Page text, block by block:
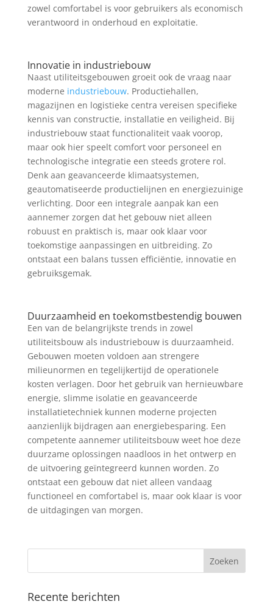
zowel comfortabel is voor gebruikers als economisch
verantwoord in onderhoud en exploitatie.
Innovatie in industriebouw
Naast utiliteitsgebouwen groeit ook de vraag naar
moderne industriebouw. Productiehallen,
magazijnen en logistieke centra vereisen specifieke
kennis van constructie, installatie en veiligheid. Bij
industriebouw staat functionaliteit vaak voorop,
maar ook hier speelt comfort voor personeel en
technologische integratie een steeds grotere rol.
Denk aan geavanceerde klimaatsystemen,
geautomatiseerde productielijnen en energiezuinige
verlichting. Door een integrale aanpak kan een
aannemer zorgen dat het gebouw niet alleen
robuust en praktisch is, maar ook klaar voor
toekomstige aanpassingen en uitbreiding. Zo
ontstaat een balans tussen efficiëntie, innovatie en
gebruiksgemak.
Duurzaamheid en toekomstbestendig bouwen
Een van de belangrijkste trends in zowel
utiliteitsbouw als industriebouw is duurzaamheid.
Gebouwen moeten voldoen aan strengere
milieunormen en tegelijkertijd de operationele
kosten verlagen. Door het gebruik van hernieuwbare
energie, slimme isolatie en geavanceerde
installatietechniek kunnen moderne projecten
aanzienlijk bijdragen aan energiebesparing. Een
competente aannemer utiliteitsbouw weet hoe deze
duurzame oplossingen naadloos in het ontwerp en
de uitvoering geïntegreerd kunnen worden. Zo
ontstaat een gebouw dat niet alleen vandaag
functioneel en comfortabel is, maar ook klaar is voor
de uitdagingen van morgen.
Recente berichten